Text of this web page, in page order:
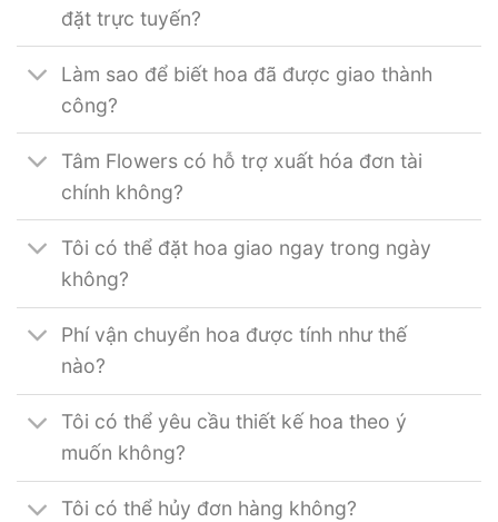
đặt trực tuyến?
Làm sao để biết hoa đã được giao thành
công?
Tâm Flowers có hỗ trợ xuất hóa đơn tài
chính không?
Tôi có thể đặt hoa giao ngay trong ngày
không?
Phí vận chuyển hoa được tính như thế
nào?
Tôi có thể yêu cầu thiết kế hoa theo ý
muốn không?
Tôi có thể hủy đơn hàng không?